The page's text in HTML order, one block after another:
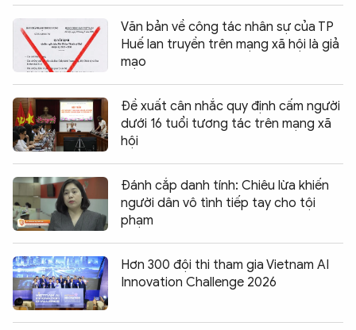
Văn bản về công tác nhân sự của TP
Huế lan truyền trên mạng xã hội là giả
mạo
Đề xuất cân nhắc quy định cấm người
dưới 16 tuổi tương tác trên mạng xã
hội
Đánh cắp danh tính: Chiêu lừa khiến
người dân vô tình tiếp tay cho tội
phạm
Hơn 300 đội thi tham gia Vietnam AI
Innovation Challenge 2026